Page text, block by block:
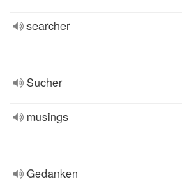
searcher
Sucher
musings
Gedanken